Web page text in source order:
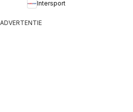
Intersport
ADVERTENTIE